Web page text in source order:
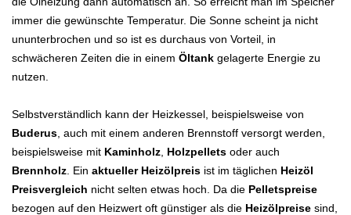
immer die gewünschte Temperatur. Die Sonne scheint ja nicht
ununterbrochen und so ist es durchaus von Vorteil, in
schwächeren Zeiten die in einem Öltank gelagerte Energie zu
nutzen.
Selbstverständlich kann der Heizkessel, beispielsweise von
Buderus , auch mit einem anderen Brennstoff versorgt werden,
beispielsweise mit Kaminholz Holzpellets oder auch
Brennholz . Ein aktueller Heizölpreis ist im täglichen Heizöl
Preisvergleich nicht selten etwas hoch. Da die Pelletspreise
bezogen auf den Heizwert oft günstiger als die Heizölpreise sind,